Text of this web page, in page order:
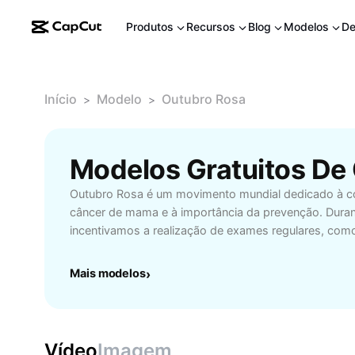
Produtos Recursos Blog Modelos
Início > Modelo > Outubro Rosa
Modelos Gratuitos
Outubro Rosa é um movimento mundial dedicado à
câncer de mama e à importância da prevenção.
incentivamos a realização de exames regulares,
ações e eventos são promovidos para informar e
empresas ou escolas. A campanha destaca os
Mais modelos›